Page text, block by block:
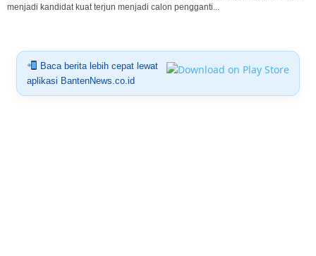
menjadi kandidat kuat terjun menjadi calon pengganti...
Baca berita lebih cepat lewat
aplikasi BantenNews.co.id